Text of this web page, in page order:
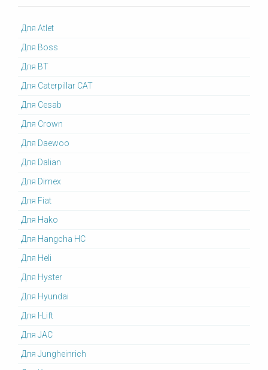
Для Atlet
Для Boss
Для BT
Для Caterpillar CAT
Для Cesab
Для Crown
Для Daewoo
Для Dalian
Для Dimex
Для Fiat
Для Hako
Для Hangcha HC
Для Heli
Для Hyster
Для Hyundai
Для I-Lift
Для JAC
Для Jungheinrich